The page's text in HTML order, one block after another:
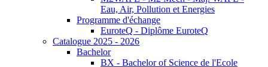
Eau, Air, Pollution et Energies
Programme d'échange
EuroteQ - Diplôme EuroteQ
Catalogue 2025 - 2026
Bachelor
BX - Bachelor of Science de l'Ecole